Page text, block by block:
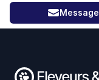
Message